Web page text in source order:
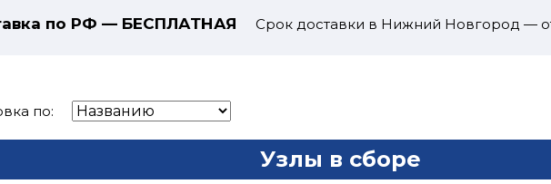
по РФ — БЕСПЛАТНАЯ Срок доставки в Нижний Новгород —
по:
Узлы в сборе